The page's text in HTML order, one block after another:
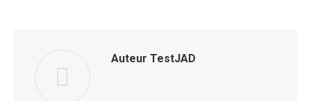
Auteur TestJAD